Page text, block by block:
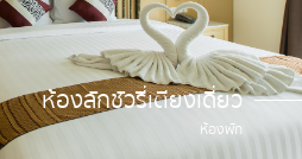
ห้องลักชัวรี่เตียงเดี่ยว
ห้องพัก
ห้องลักชัวรี่เตียงเดี่ยว
ห้องพัก